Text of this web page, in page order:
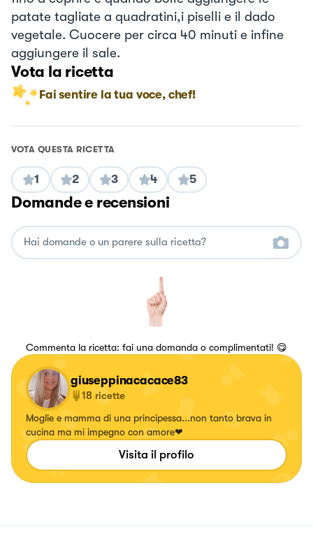
patate tagliate a quadratini,i piselli e il dado
vegetale. Cuocere per circa 40 minuti e infine
aggiungere il sale.
Vota la ricetta
Fai sentire la tua voce, chef!
VOTA QUESTA RICETTA
1 2 3 4 5
Domande e recensioni
Commenta la ricetta: fai una domanda o complimentati! 😋
giuseppinacacace83
18 ricette
Moglie e mamma di una principessa...non tanto brava in
cucina ma mi impegno con amore❤
Visita il profilo